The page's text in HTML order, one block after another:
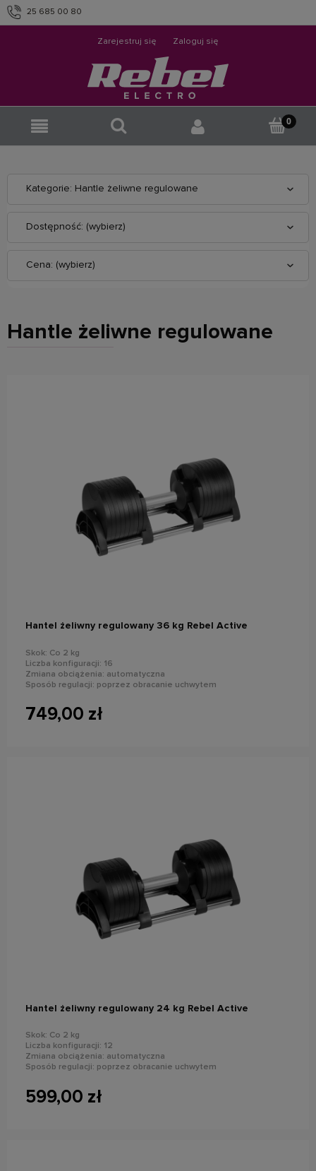
25 685 00 80
info@rebelelectro.com
Zarejestruj się Zaloguj się
Kategorie: Hantle żeliwne regulowane
Dostępność: (wybierz)
Cena: (wybierz)
Hantle żeliwne regulowane
Hantel żeliwny regulowany 36 kg Rebel Active
Skok: Co 2 kg
Liczba konfiguracji: 16
Zmiana obciążenia: automatyczna
Sposób regulacji: poprzez obracanie uchwytem
Uchwyt: stalowy, radełkowany
749,00 zł
Hantel żeliwny regulowany 24 kg Rebel Active
Skok: Co 2 kg
Liczba konfiguracji: 12
Zmiana obciążenia: automatyczna
Sposób regulacji: poprzez obracanie uchwytem
Uchwyt: stalowy, radełkowany
599,00 zł